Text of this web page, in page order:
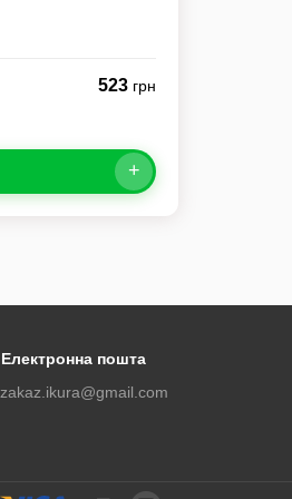
523 грн
+
Електронна пошта
zakaz.ikura@gmail.com